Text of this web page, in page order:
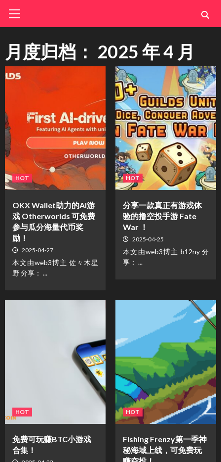
Menu
月度归档： 2025 年 4 月
HOT
OKX Wallet助力的AI游
戏 Otherworlds 可免费
参与瓜分海量代币奖
励！
2025-04-27
本文由web3博主 佐々木星
野 分享： ...
HOT
分享一款真正有游戏体
验的撸空投手游 Fate
War ！
2025-04-25
本文由web3博主 b12ny 分
享： ...
HOT
免费可玩赚BTC小游戏
合集！
HOT
Fishing Frenzy第一季神
秘海域上线，可免费玩